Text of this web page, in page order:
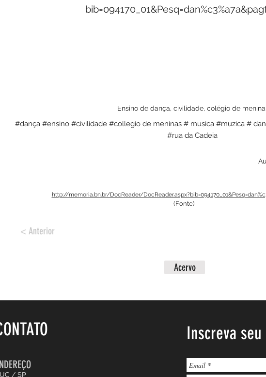
Ensino de dança, civilidade, colégio de
#dança #ensino #civilidade #collegio de meninas # musica #muzica #
#rua da Cadeia
http://memoria.bn.br/DocReader/
(Fonte)
< Anterior
Acervo
Inscreva
/ SP